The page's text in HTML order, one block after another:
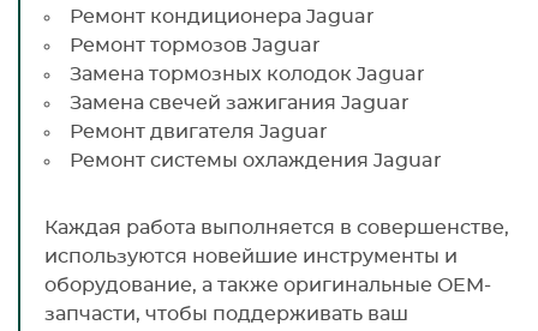
Ремонт кондиционера Jaguar
Ремонт тормозов Jaguar
Замена тормозных колодок Jaguar
Замена свечей зажигания Jaguar
Ремонт двигателя Jaguar
Ремонт системы охлаждения Jaguar
Каждая работа выполняется в совершенстве,
используются новейшие инструменты и
оборудование, а также оригинальные OEM-
запчасти, чтобы поддерживать ваш